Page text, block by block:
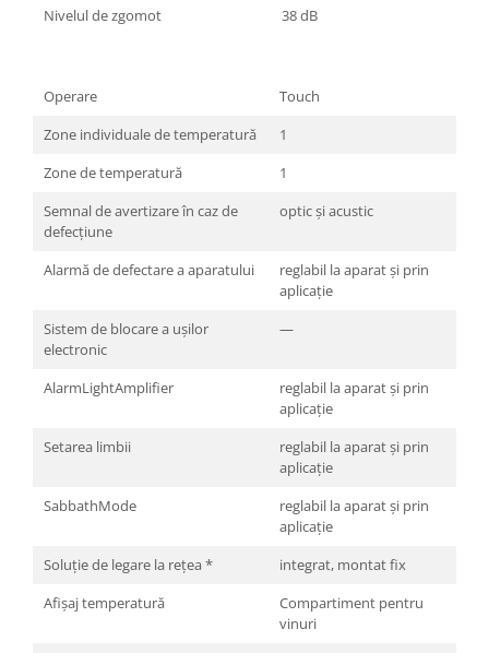
Nivelul de zgomot
38 dB
Operare
Touch
Zone individuale de temperatură
1
Zone de temperatură
1
Semnal de avertizare în caz de
defecţiune
optic şi acustic
Alarmă de defectare a aparatului
reglabil la aparat şi prin
aplicaţie
Sistem de blocare a ușilor
electronic
—
AlarmLightAmplifier
reglabil la aparat şi prin
aplicaţie
Setarea limbii
reglabil la aparat şi prin
aplicaţie
SabbathMode
reglabil la aparat şi prin
aplicaţie
Soluţie de legare la reţea *
integrat, montat fix
Afişaj temperatură
Compartiment pentru
vinuri